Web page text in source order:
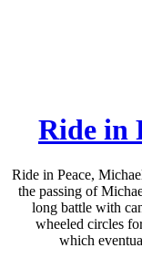
Ride in
Ride in Peace,
the passing of
long battle with
wheeled circles
which